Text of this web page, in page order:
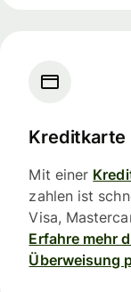
Kreditkarte
Mit einer
zahlen ist
Visa,
Erfahre mehr
Überweisung